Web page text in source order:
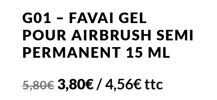
G01 – FAVAI GEL
POUR AIRBRUSH SEMI
PERMANENT 15 ML
5,80€ Le
3,80€Le
/4,56€ttc